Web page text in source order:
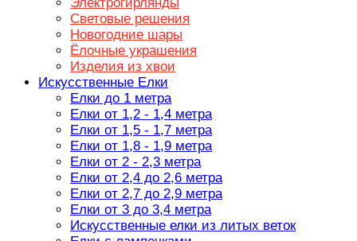
Световые решения
Новогодние шары
Ёлочные украшения
Изделия из хвои
Искусственные Елки
Елки до 1 метра
Елки от 1,2 - 1,4 метра
Елки от 1,5 - 1,7 метра
Елки от 1,8 - 1,9 метра
Елки от 2 - 2,3 метра
Елки от 2,4 до 2,6 метра
Елки от 2,7 до 2,9 метра
Елки от 3 до 3,4 метра
Искусственные елки из литых веток